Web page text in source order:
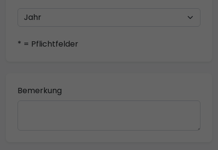
* = Pflichtfelder
Bemerkung